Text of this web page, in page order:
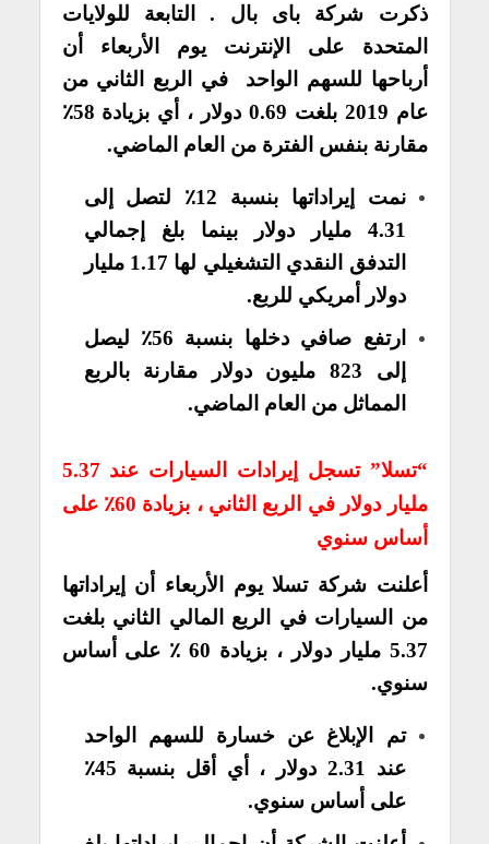
ذكرت شركة باى بال . التابعة للولايات
المتحدة على الإنترنت يوم الأربعاء أن
أرباحها للسهم الواحد في الربع الثاني من
عام 2019 بلغت 0.69 دولار ، أي بزيادة 58٪
مقارنة بنفس الفترة من العام الماضي.
نمت إيراداتها بنسبة 12٪ لتصل إلى
4.31 مليار دولار بينما بلغ إجمالي
التدفق النقدي التشغيلي لها 1.17 مليار
دولار أمريكي للربع.
ارتفع صافي دخلها بنسبة 56٪ ليصل
إلى 823 مليون دولار مقارنة بالربع
المماثل من العام الماضي.
“تسلا” تسجل إيرادات السيارات عند 5.37
مليار دولار في الربع الثاني ، بزيادة 60٪ على
أساس سنوي
أعلنت شركة تسلا يوم الأربعاء أن إيراداتها
من السيارات في الربع المالي الثاني بلغت
5.37 مليار دولار ، بزيادة 60 ٪ على أساس
سنوي.
تم الإبلاغ عن خسارة للسهم الواحد
عند 2.31 دولار ، أي أقل بنسبة 45٪
على أساس سنوي.